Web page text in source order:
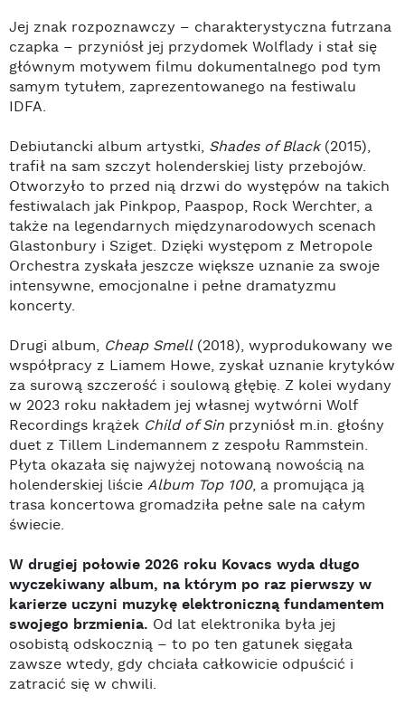
Jej znak rozpoznawczy – charakterystyczna futrzana
czapka – przyniósł jej przydomek Wolflady i stał się
głównym motywem filmu dokumentalnego pod tym
samym tytułem, zaprezentowanego na festiwalu
IDFA.
Debiutancki album artystki, Shades of Black(2015),
trafił na sam szczyt holenderskiej listy przebojów.
Otworzyło to przed nią drzwi do występów na takich
festiwalach jak Pinkpop, Paaspop, Rock Werchter, a
także na legendarnych międzynarodowych scenach
Glastonbury i Sziget. Dzięki występom z Metropole
Orchestra zyskała jeszcze większe uznanie za swoje
intensywne, emocjonalne i pełne dramatyzmu
koncerty.
Drugi album, Cheap Smell(2018), wyprodukowany we
współpracy z Liamem Howe, zyskał uznanie krytyków
za surową szczerość i soulową głębię. Z kolei wydany
w 2023 roku nakładem jej własnej wytwórni Wolf
Recordings krążek Child of Sin przyniósł m.in. głośny
duet z Tillem Lindemannem z zespołu Rammstein.
Płyta okazała się najwyżej notowaną nowością na
holenderskiej liście Album Top 100, a promująca ją
trasa koncertowa gromadziła pełne sale na całym
świecie.
W drugiej połowie 2026 roku Kovacs wyda długo
wyczekiwany album, na którym po raz pierwszy w
karierze uczyni muzykę elektroniczną fundamentem
swojego brzmienia. Od lat elektronika była jej
osobistą odskocznią – to po ten gatunek sięgała
zawsze wtedy, gdy chciała całkowicie odpuścić i
zatracić się w chwili.